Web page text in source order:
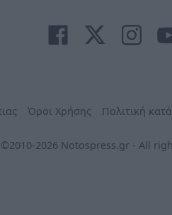
Όροι Χρήσης Πολιτική
©2010-2026 Notospress.gr - All